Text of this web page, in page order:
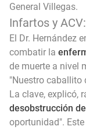
General Villegas.
Infartos y
El Dr. Hernández
combatir la
de muerte a nivel
"Nuestro caballito
La clave, explicó,
desobstrucción
oportunidad".